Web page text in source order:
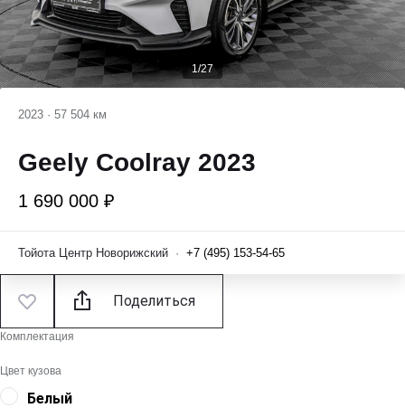
1/27
2023 · 57 504 км
Geely Coolray 2023
1 690 000 ₽
Тойота Центр Новорижский · +7 (495) 153-54-65
Поделиться
Комплектация
Цвет кузова
Белый